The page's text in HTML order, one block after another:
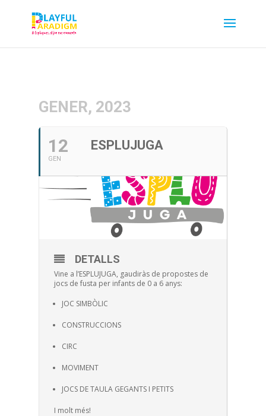
GENER, 2023
12
GEN
ESPLUJUGA
DETALLS
Vine a l’ESPLUJUGA, gaudiràs de propostes de
jocs de fusta per infants de 0 a 6 anys:
JOC SIMBÒLIC
CONSTRUCCIONS
CIRC
MOVIMENT
JOCS DE TAULA GEGANTS I PETITS
I molt més!